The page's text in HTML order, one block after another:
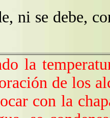
ni se debe,
la
de los
con la